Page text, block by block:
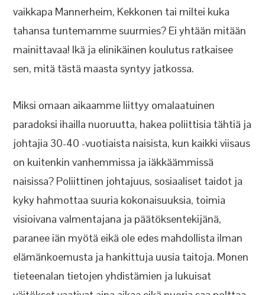
vaikkapa Mannerheim, Kekkonen tai miltei kuka
tahansa tuntemamme suurmies? Ei yhtään mitään
mainittavaa! Ikä ja elinikäinen koulutus ratkaisee
sen, mitä tästä maasta syntyy jatkossa.
Miksi omaan aikaamme liittyy omalaatuinen
paradoksi ihailla nuoruutta, hakea poliittisia tähtiä ja
johtajia 30-40 -vuotiaista naisista, kun kaikki viisaus
on kuitenkin vanhemmissa ja iäkkäämmissä
naisissa? Poliittinen johtajuus, sosiaaliset taidot ja
kyky hahmottaa suuria kokonaisuuksia, toimia
visioivana valmentajana ja päätöksentekijänä,
paranee iän myötä eikä ole edes mahdollista ilman
elämänkoemusta ja hankittuja uusia taitoja. Monen
tieteenalan tietojen yhdistämien ja lukuisat